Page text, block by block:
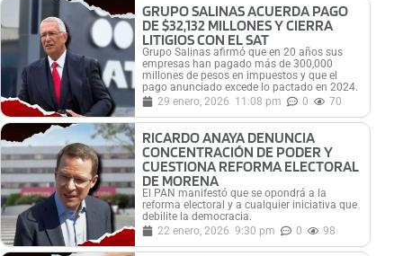
GRUPO SALINAS ACUERDA PAGO
DE $32,132 MILLONES Y CIERRA
LITIGIOS CON EL SAT
Grupo Salinas afirmó que en 20 años sus
empresas han pagado más de 300,000
millones de pesos en impuestos y que el
pago anunciado excede lo pactado en 2024.
29 enero, 2026 11:08 pm 0 70
RICARDO ANAYA DENUNCIA
CONCENTRACIÓN DE PODER Y
CUESTIONA REFORMA ELECTORAL
DE MORENA
El PAN manifestó que se opondrá a la
reforma electoral y a cualquier iniciativa que
debilite la democracia.
22 enero, 2026 9:30 pm 0 98